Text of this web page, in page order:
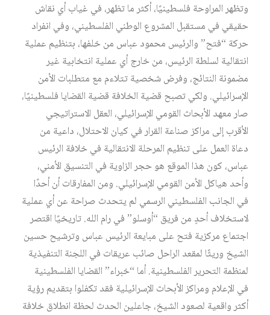
وتظهر المراوحة فلسطينيًا، أكثر ما تظهر، في غياب أي نقاش
حقيقي في مستقبل المشروع الوطني الفلسطيني، وفي انفراد
حركة “فتح” والرئيس محمود عباس من خلفها، بتنظيم عملية
انتقالية لسلطة الرئيس، من خارج أي عملية انتخابية غير
مضمونة النتائج، وفرض شخصية تتلاءم مع متطلبات الأمن
الإسرائيلي. ولكي تصبح قضية الخلافة قضية القضايا فلسطينيًا،
صار معهد الأبحاث القومي الإسرائيلي، العقل الاستراتيجي
الأقرب إلى مراكز صناعة القرار في كيان الاحتلال، داعية من
دعاة العمل على تنظيم المرحلة الانتقالية في خلافة الرئيس
عباس، كون هذا الموقع هو حجر الزاوية في التنسيق الأمني،
وأحد هياكل الأمن القومي الإسرائيلي. ومن المفارقات أن أحدًا
في الجانب الفلسطيني الرسمي لم يتحدث صراحة عن أي عملية
لاستخلاف أحدٍ من فريق “أوسلو” في رام الله. تاريخيًا اقتصر
اجتماع مركزية فتح على مبايعة الرئيس عباس وترشيح حسين
الشيخ وريثًا لمقعد الراحل صائب عريقات في اللجنة التنفيذية
لمنظمة التحرير الفلسطينية. أما “خبراء” القضايا الفلسطينية
في الإعلام ومراكز الأبحاث الإسرائيلية فقد تكفلوا بتقديم رؤية
أكثر واقعية لصعود الشيخ، جاعلين الحدث لحظة انطلاق خلافة